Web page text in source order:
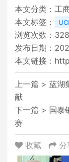
本文分类： 工
本文标签：
浏览次数：
发布日期：
本文链接：
上一篇 > 蓝湖
献
下一篇 > 国泰
赛
收藏 分